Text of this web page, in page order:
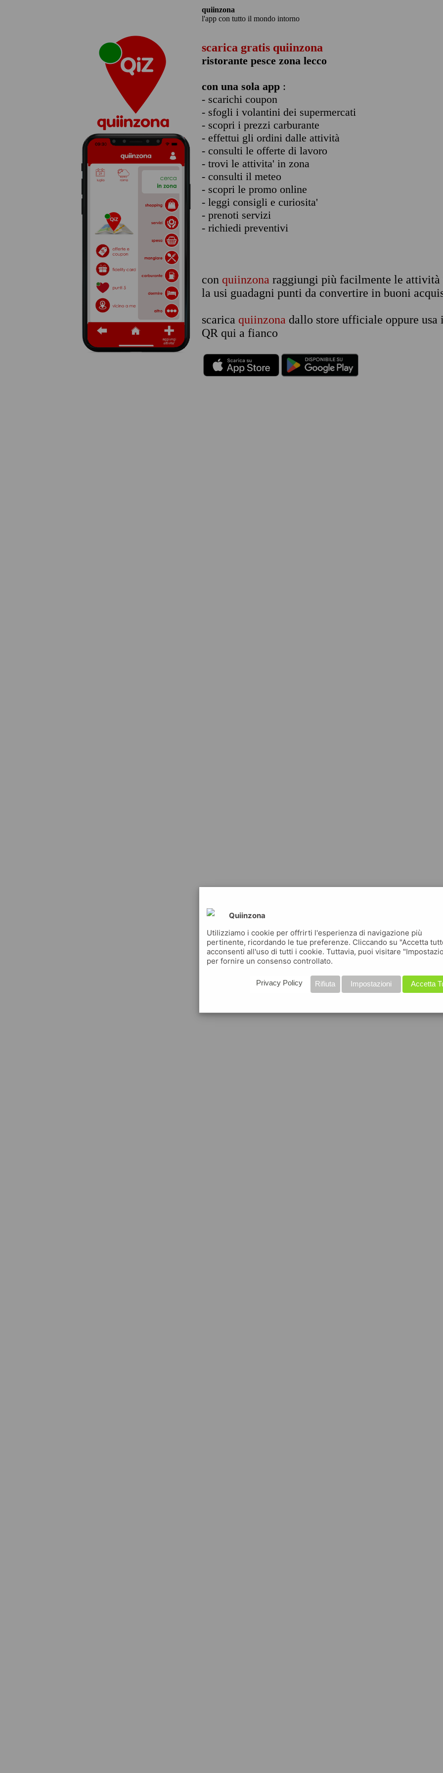
quiinzona
l'app con tutto il mondo intorno
scarica gratis quiinzona
ristorante pesce zona lecco
con una sola app :
- scarichi coupon
- sfogli i volantini dei supermercati
- scopri i prezzi carburante
- effettui gli ordini dalle attività
- consulti le offerte di lavoro
- trovi le attivita' in zona
- consulti il meteo
- scopri le promo online
- leggi consigli e curiosita'
- prenoti servizi
- richiedi preventivi
con quiinzona raggiungi più facilmente le attività
la usi guadagni punti da convertire in buoni
scarica quiinzona dallo store ufficiale oppure usa
QR qui a fianco
Quiinzona
Utilizziamo i cookie per offrirti l'esperienza di navigazione più
pertinente, ricordando le tue preferenze. Cliccando su "Accetta
acconsenti all'uso di tutti i cookie. Tuttavia, puoi visitare
per fornire un consenso controllato.
Accetta
Impostazioni
Rifiuta
Privacy Policy